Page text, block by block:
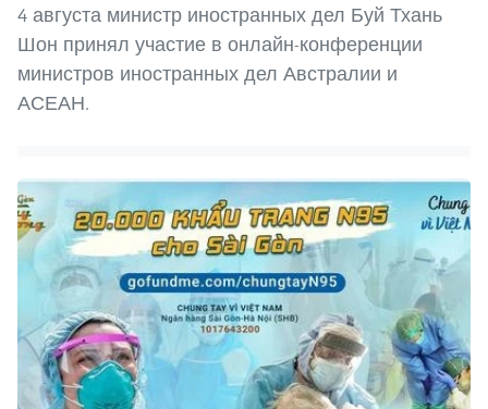
4 августа министр иностранных дел Буй Тхань
Шон принял участие в онлайн-конференции
министров иностранных дел Австралии и
АСЕАН.